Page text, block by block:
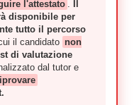
l'attestato .
disponibile per
tutto il percorso
il candidato non
di valutazione
dal tutor e